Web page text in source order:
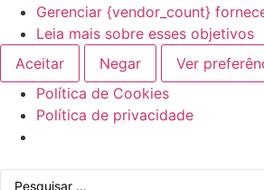
Gerenciar {vendor_count}
Leia mais sobre esses objetivos
Aceitar
Negar Ver
Política de Cookies
Política de privacidade
para
Pesquisar